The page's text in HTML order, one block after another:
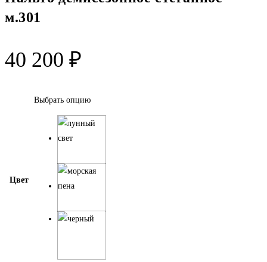
м.301
40 200 ₽
Цвет
Выбрать опцию